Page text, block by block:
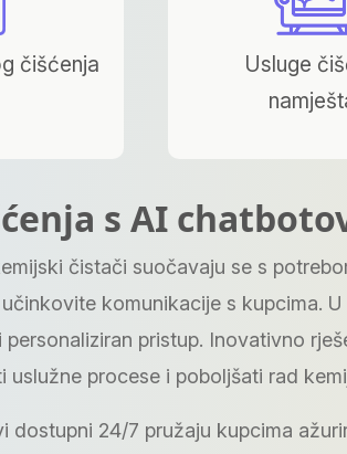
čišćenja
Usluge
s AI
čistači suočavaju se s
komunikacije s kupcima.
personaliziran pristup. Inovativno
uslužne procese i poboljšati rad
dostupni 24/7 pružaju kupcima